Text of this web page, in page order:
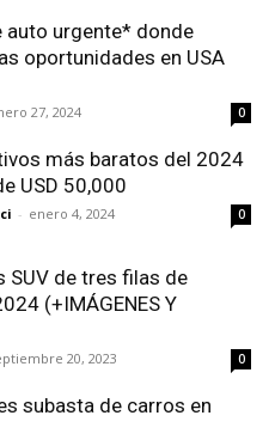
auto urgente* donde
oportunidades en USA
27, 2024 0
más baratos del 2024
USD 50,000
- enero 4, 2024 0
SUV de tres filas de
(+IMÁGENES Y
20, 2023 0
subasta de carros en